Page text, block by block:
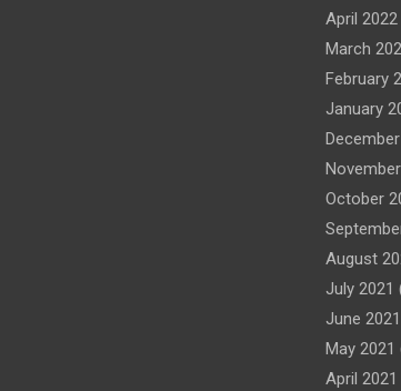
April 2022
March
February
January
October
August
July 2021
June 2021
May 2021
April 2021